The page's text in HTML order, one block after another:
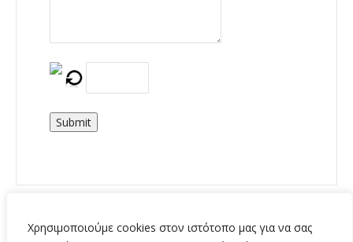
Χρησιμοποιούμε cookies στον ιστότοπο μας για να σας
Submit